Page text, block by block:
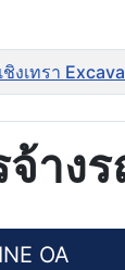
ชิงเทรา
าง
OA